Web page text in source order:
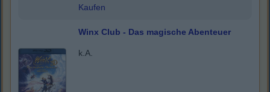
Kaufen
Winx Club - Das magische Abenteuer
k.A.